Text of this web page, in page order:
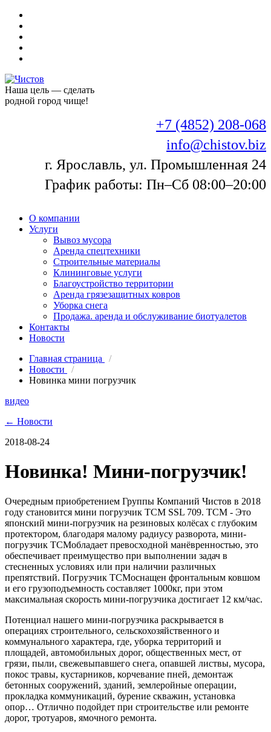
Наша цель — сделать
родной город чище!
+7 (4852) 208-068
info@chistov.biz
г. Ярославль, ул. Промышленная 24
График работы: Пн–Сб 08:00–20:00
О компании
Услуги
Вывоз мусора
Аренда спецтехники
Строительные материалы
Клининговые услуги
Благоустройство территории
Аренда грязезащитных ковров
Уборка снега
Продажа. аренда и обслуживание биотуалетов
Контакты
Новости
Главная страница
/
Новости
/
Новинка мини погрузчик
видео
← Новости
2018-08-24
Новинка! Мини-погрузчик!
Очередным приобретением Группы Компаний Чистов в 2018
году становится мини погрузчик TCM SSL 709. TCM - Это
японский мини-погрузчик на резиновых колёсах с глубоким
протектором, благодаря малому радиусу разворота, мини-
погрузчик TCMобладает превосходной манёвренностью, это
обеспечивает преимущество при выполнении задач в
стесненных условиях или при наличии различных
препятствий. Погрузчик TCMоснащен фронтальным ковшом
и его грузоподъемность составляет 1000кг, при этом
максимальная скорость мини-погрузчика достигает 12 км/час.
Потенциал нашего мини-погрузчика раскрывается в
операциях строительного, сельскохозяйственного и
коммунального характера, где, уборка территорий и
площадей, автомобильных дорог, общественных мест, от
грязи, пыли, свежевыпавшего снега, опавшей листвы, мусора,
покос травы, кустарников, корчевание пней, демонтаж
бетонных сооружений, зданий, землеройные операции,
прокладка коммуникаций, бурение скважин, установка
опор… Отлично подойдет при строительстве или ремонте
дорог, тротуаров, ямочного ремонта.